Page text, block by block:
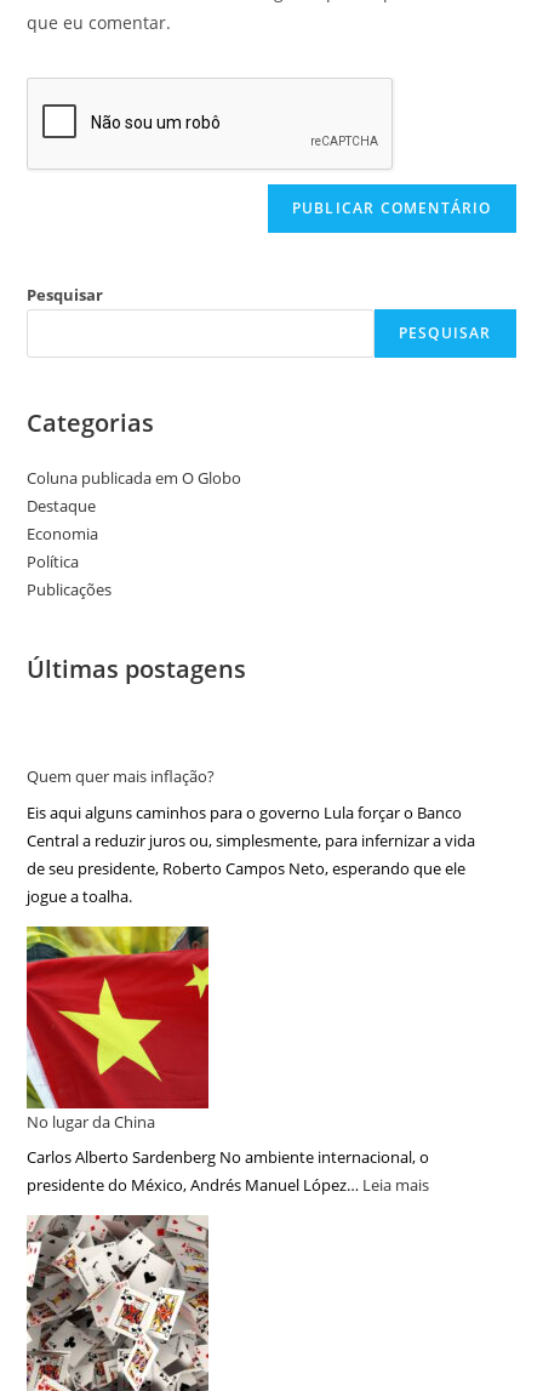
que eu comentar.
Pesquisar
PESQUISAR
Categorias
Coluna publicada em O Globo
Destaque
Economia
Política
Publicações
Últimas postagens
Quem quer mais inflação?
Eis aqui alguns caminhos para o governo Lula forçar o Banco
Central a reduzir juros ou, simplesmente, para infernizar a vida
de seu presidente, Roberto Campos Neto, esperando que ele
jogue a toalha.
No lugar da China
Carlos Alberto Sardenberg No ambiente internacional, o
presidente do México, Andrés Manuel López… Leia mais